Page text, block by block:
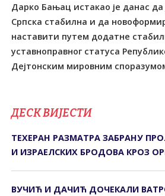
Дарко Бањац истакао је данас да
Српска стабилна и да
наставити путем додатне
уставноправног статуса
Дејтонским мировним
ДЕСК ВИЈЕСТИ
ТЕХЕРАН РАЗМАТРА ЗАБРАНУ
И ИЗРАЕЛСКИХ БРОДОВА КРОЗ
ВУЧИЋ И ДАЧИЋ ДОЧЕКАЛИ